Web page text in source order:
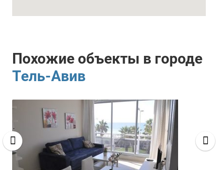
Похожие объекты в городе
Тель-Авив